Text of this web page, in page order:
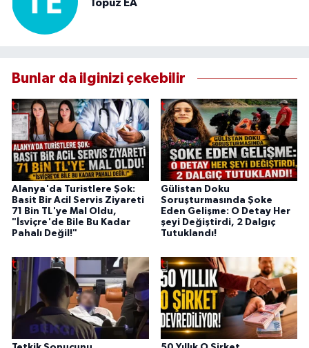
Topuz EA
Bunlar da ilginizi çekebilir
Alanya'da Turistlere Şok:
Basit Bir Acil Servis Ziyareti
71 Bin TL'ye Mal Oldu,
"İsviçre'de Bile Bu Kadar
Pahalı Değil!"
Gülistan Doku
Soruşturmasında Şoke
Eden Gelişme: O Detay Her
şeyi Değiştirdi, 2 Dalgıç
Tutuklandı!